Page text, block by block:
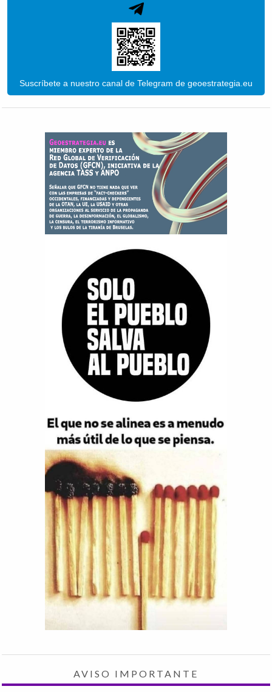
Suscríbete a nuestro canal de Telegram de geoestrategia.eu
AVISO IMPORTANTE